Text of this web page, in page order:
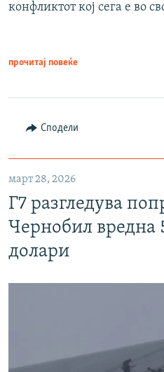
конфликтот кој сега е во
прочитај повеќе
Сподели
март 28, 2026
Г7 разгледува
Чернобил вредна
долари